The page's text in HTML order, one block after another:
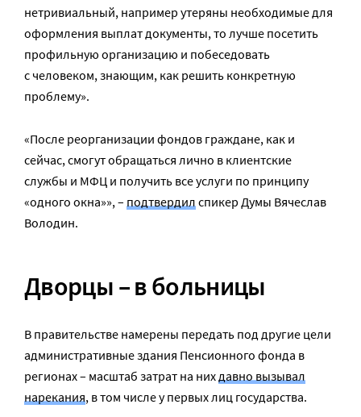
нетривиальный, например утеряны необходимые для
оформления выплат документы, то лучше посетить
профильную организацию и побеседовать
с человеком, знающим, как решить конкретную
проблему».
«После реорганизации фондов граждане, как и
сейчас, смогут обращаться лично в клиентские
службы и МФЦ и получить все услуги по принципу
«одного окна»», – подтвердил спикер Думы Вячеслав
Володин.
Дворцы – в больницы
В правительстве намерены передать под другие цели
административные здания Пенсионного фонда в
регионах – масштаб затрат на них давно вызывал
нарекания, в том числе у первых лиц государства.